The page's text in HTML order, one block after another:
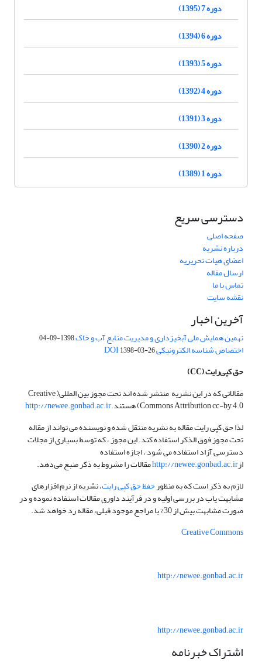
دوره 7 (1395)
دوره 6 (1394)
دوره 5 (1393)
دوره 4 (1392)
دوره 3 (1391)
دوره 2 (1390)
دوره 1 (1389)
دسترسی سریع
صفحه اصلی
درباره نشریه
اعضای هیات تحریریه
ارسال مقاله
تماس با ما
نقشه سایت
آخرین اخبار
نهمین همایش ملی آبخیزداری و مدیریت منابع آب و خاک1398-09-04
اختصاص شناسه الکترونیکی DOI1398-03-26
حق کپی‌رایت(CC)
مقالاتی که در این نشریه منتشر شده اند تحت مجوز بین المللی( Creative
Commons Attribution cc-by 4.0) هستند.
http://newee.gonbad.ac.ir
لذا حق کپی رایت مقاله به نشریه منتقل شده و نویسنده می تواند از مقاله
تحت مجوز فوق الذکر استفاده کند. این مجوز ، که توسط بسیاری از مجلات
دسترسی آزاد استفاده می شود ، اجازه استفاده
ازhttp://newee.gonbad.ac.irمقالات را مشروط به ذکر منبع می‌دهد.
لازم به ذکر است که به منظورحفظ حق کپی رایت، نشریه از نرم افزارهای
مشابهت یاب در بررسی اولیه و در فرآیند داوری مقالات استفاده نموده و در
صورت مشابهت بیش از 30% با مراجع موجود قبلی، مقاله رد خواهد شد.
Creative Commons
http://newee.gonbad.ac.ir
http://newee.gonbad.ac.ir
اشتراک خبرنامه